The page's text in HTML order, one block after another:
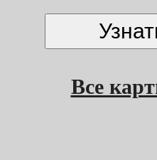
Все